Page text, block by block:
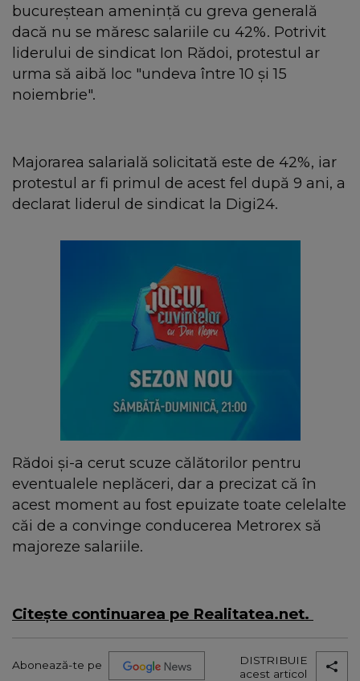
bucureştean ameninţă cu greva generală
dacă nu se măresc salariile cu 42%. Potrivit
liderului de sindicat Ion Rădoi, protestul ar
urma să aibă loc "undeva între 10 şi 15
noiembrie".
Majorarea salarială solicitată este de 42%, iar
protestul ar fi primul de acest fel după 9 ani, a
declarat liderul de sindicat la Digi24.
Rădoi şi-a cerut scuze călătorilor pentru
eventualele neplăceri, dar a precizat că în
acest moment au fost epuizate toate celelalte
căi de a convinge conducerea Metrorex să
majoreze salariile.
Citeşte continuarea pe Realitatea.net.
Abonează-te pe
DISTRIBUIE
acest articol